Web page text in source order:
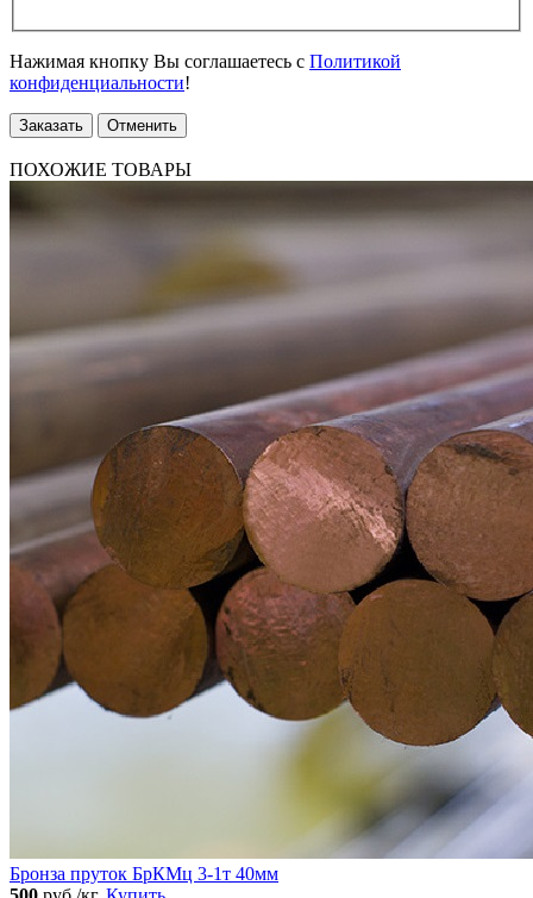
Нажимая кнопку Вы соглашаетесь с Политикой
конфиденциальности!
Заказать Отменить
ПОХОЖИЕ ТОВАРЫ
Бронза пруток БрКМц 3-1т 40мм